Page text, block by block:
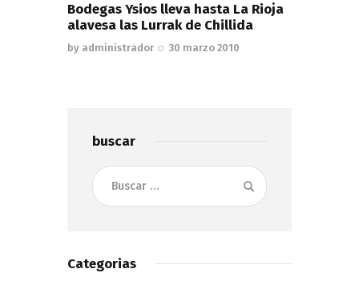
Bodegas Ysios lleva hasta La Rioja
alavesa las Lurrak de Chillida
by administrador 30 marzo 2010
buscar
Buscar:
Categorias